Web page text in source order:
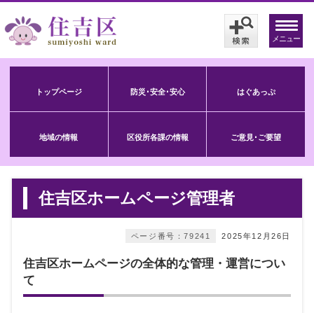
メニュー
トップページ 防災･安全･安心 はぐあっぷ
地域の情報 区役所各課の情報 ご意見･ご要望
住吉区ホームページ管理者
2025年12月26日
ページ番号：79241
住吉区ホームページの全体的な管理・運営につい
て